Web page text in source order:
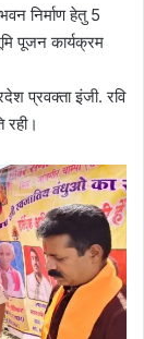
निर्माण हेतु 5
पूजन कार्यक्रम
प्रवक्ता इंजी. रवि
रही।